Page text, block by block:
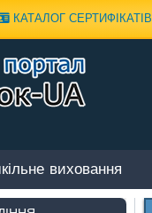
КАТАЛОГ СЕРТИФІКАТІВ
виховання